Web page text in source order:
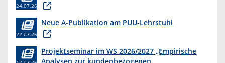
24.07.26
Neue A-Publikation am PUU-Lehrstuhl
22.07.26
Projektseminar im WS 2026/2027 „Empirische
Analysen zur kundenbezogenen